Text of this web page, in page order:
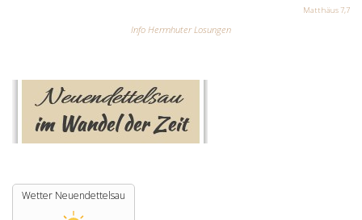
Matthäus 7,7
Info Herrnhuter Losungen
Wetter Neuendettelsau